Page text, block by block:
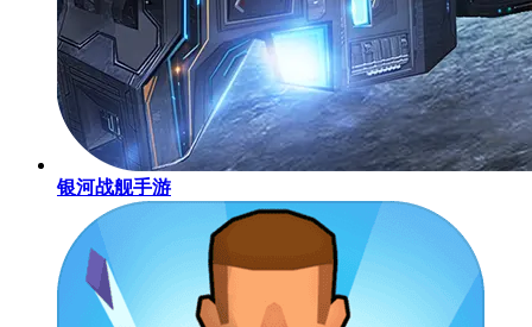
银河战舰手游